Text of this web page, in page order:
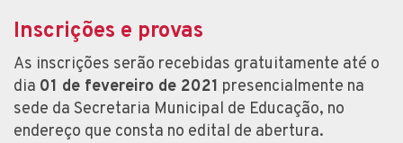
Inscrições e provas
As inscrições serão recebidas gratuitamente até o
dia 01 de fevereiro de 2021 presencialmente na
sede da Secretaria Municipal de Educação, no
endereço que consta no edital de abertura.